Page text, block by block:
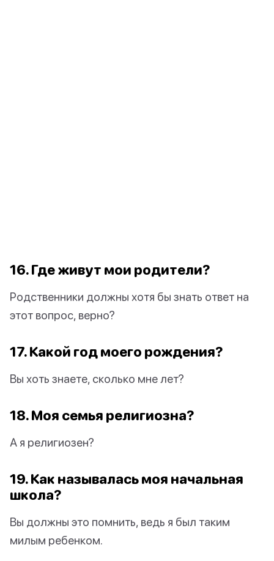
16. Где живут мои родители?
Родственники должны хотя бы знать ответ на
этот вопрос, верно?
17. Какой год моего рождения?
Вы хоть знаете, сколько мне лет?
18. Моя семья религиозна?
А я религиозен?
19. Как называлась моя начальная
школа?
Вы должны это помнить, ведь я был таким
милым ребенком.